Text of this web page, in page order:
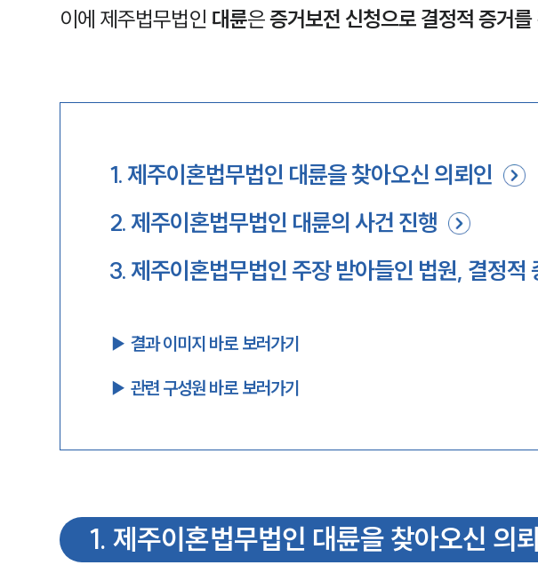
이에 제주법무법인 대륜은증거보전 신청으로 결정적 증거를
1.제주이혼법무법인 대륜을 찾아오신 의뢰인
2.제주이혼법무법인 대륜의 사건 진행
3.제주이혼법무법인 주장 받아들인 법원, 결정적
▶︎ 결과 이미지 바로 보러가기
▶︎ 관련 구성원 바로 보러가기
1. 제주이혼법무법인 대륜을 찾아오신 의